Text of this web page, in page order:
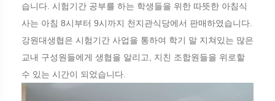
습니다. 시험기간 공부를 하는 학생들을 위한 따뜻한 아침식
사는 아침 8시부터 9시까지 천지관식당에서 판매하였습니다.
강원대생협은 시험기간 사업을 통하여 학기 말 지쳐있는 많은
교내 구성원들에게 생협을 알리고, 지친 조합원들을 위로할
수 있는 시간이 되었습니다.